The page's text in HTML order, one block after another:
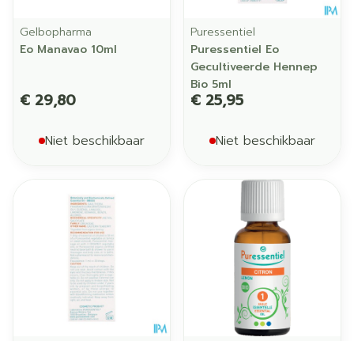
Gelbopharma
Eo Manavao 10ml
€ 29,80
Niet beschikbaar
Puressentiel
Puressentiel Eo
Gecultiveerde Hennep
Bio 5ml
€ 25,95
Niet beschikbaar